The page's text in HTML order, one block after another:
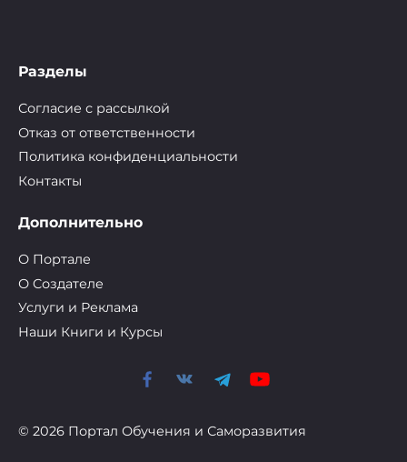
Разделы
Согласие с рассылкой
Отказ от ответственности
Политика конфиденциальности
Контакты
Дополнительно
О Портале
О Cоздателе
Услуги и Реклама
Наши Книги и Курсы
© 2026 Портал Обучения и Саморазвития